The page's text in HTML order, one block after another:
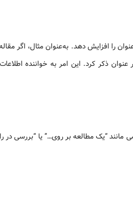
را افزایش دهد. به‌عنوان مثال، اگر
ذکر کرد. این امر به خواننده
“یک مطالعه بر روی…” یا “بررسی در